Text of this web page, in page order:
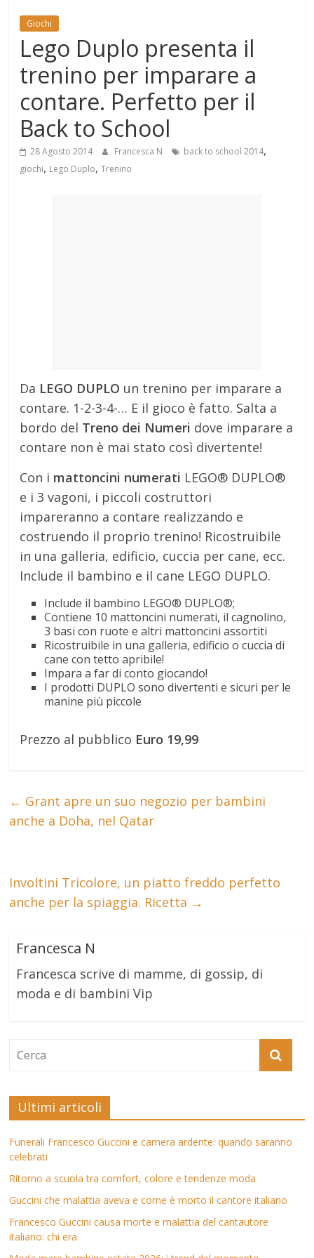
Giochi
Lego Duplo presenta il
trenino per imparare a
contare. Perfetto per il
Back to School
28 Agosto 2014 Francesca N back to school 2014,
giochi, Lego Duplo,Trenino
Da LEGO DUPLO un trenino per imparare a
contare. 1-2-3-4-… E il gioco è fatto. Salta a
bordo del Treno dei Numeri dove imparare a
contare non è mai stato così divertente!
Con i mattoncini numerati LEGO® DUPLO®
e i 3 vagoni, i piccoli costruttori
impareranno a contare realizzando e
costruendo il proprio trenino! Ricostruibile
in una galleria, edificio, cuccia per cane, ecc.
Include il bambino e il cane LEGO DUPLO.
Include il bambino LEGO® DUPLO®;
Contiene 10 mattoncini numerati, il cagnolino,
3 basi con ruote e altri mattoncini assortiti
Ricostruibile in una galleria, edificio o cuccia di
cane con tetto apribile!
Impara a far di conto giocando!
I prodotti DUPLO sono divertenti e sicuri per le
manine più piccole
Prezzo al pubblico Euro 19,99
← Grant apre un suo negozio per bambini
anche a Doha, nel Qatar
Involtini Tricolore, un piatto freddo perfetto
anche per la spiaggia. Ricetta →
Francesca N
Francesca scrive di mamme, di gossip, di
moda e di bambini Vip
Ultimi articoli
Funerali Francesco Guccini e camera ardente: quando saranno
celebrati
Ritorno a scuola tra comfort, colore e tendenze moda
Guccini che malattia aveva e come è morto il cantore italiano
Francesco Guccini causa morte e malattia del cantautore
italiano: chi era